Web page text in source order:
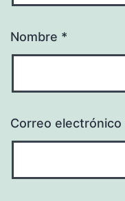
Nombre *
Correo electrónico